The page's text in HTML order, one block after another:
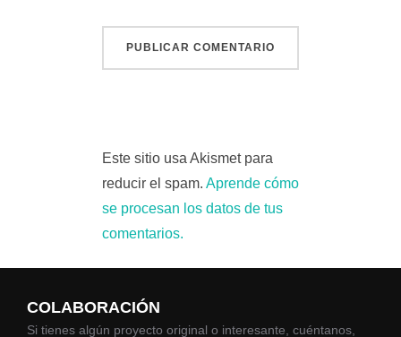
Este sitio usa Akismet para
reducir el spam. Aprende cómo
se procesan los datos de tus
comentarios.
COLABORACIÓN
Si tienes algún proyecto original o interesante, cuéntanos,